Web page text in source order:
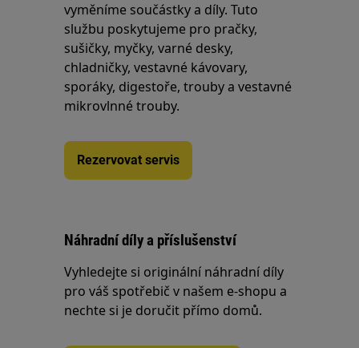
vyměníme součástky a díly. Tuto
službu poskytujeme pro pračky,
sušičky, myčky, varné desky,
chladničky, vestavné kávovary,
sporáky, digestoře, trouby a vestavné
mikrovlnné trouby.
Rezervovat servis
Náhradní díly a příslušenství
Vyhledejte si originální náhradní díly
pro váš spotřebič v našem e-shopu a
nechte si je doručit přímo domů.